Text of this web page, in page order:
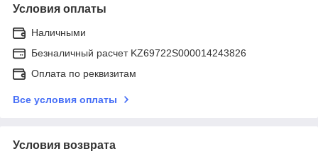
Условия оплаты
Наличными
Безналичный расчет KZ69722S000014243826
Оплата по реквизитам
Все условия оплаты
Условия возврата